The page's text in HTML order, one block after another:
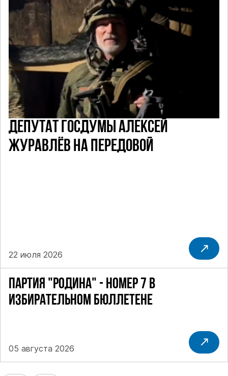
ПАРТИЯ "РОДИНА" - НОМЕР 7 В
ИЗБИРАТЕЛЬНОМ БЮЛЛЕТЕНЕ
05 августа 2026
ДЕПУТАТ ГОСДУМЫ АЛЕКСЕЙ
ЖУРАВЛЁВ НА ПЕРЕДОВОЙ
22 июля 2026